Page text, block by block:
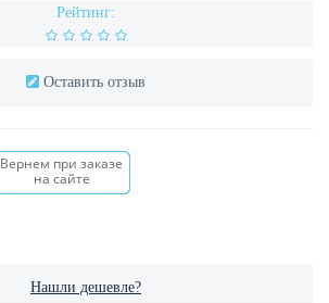
Рейтинг:
Оставить отзыв
Вернем при заказе
на сайте
Нашли дешевле?